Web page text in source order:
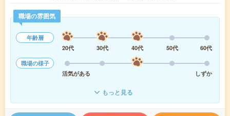
職場の雰囲気
年齢層
20代
30代 40代 50代
60代
職場の様子
活気がある
しずか
もっと見る